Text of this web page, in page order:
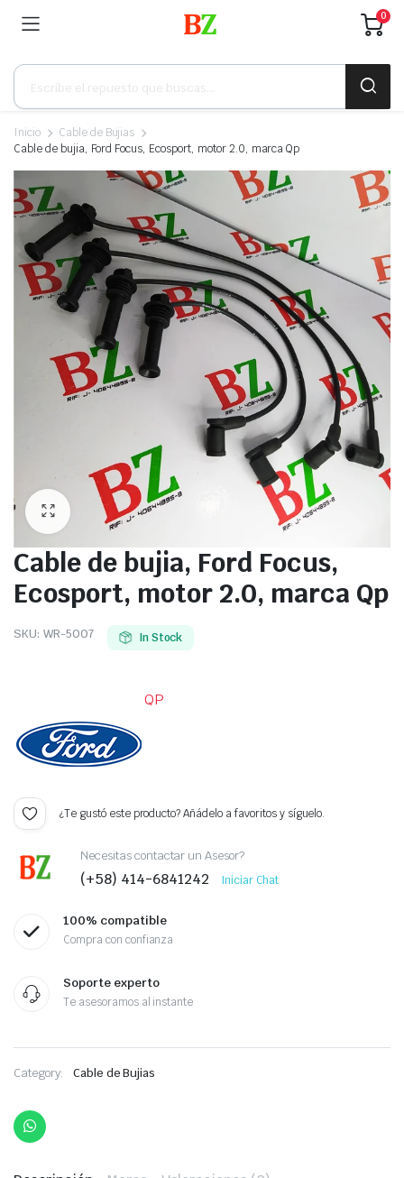
0
Búsqueda
productos
Inicio
Cable de Bujias
Cable de bujia, Ford Focus, Ecosport, motor 2.0, marca Qp
Cable de bujia, Ford Focus,
Ecosport, motor 2.0, marca Qp
SKU: WR-5007 In Stock
QP
¿Te gustó este producto? Añádelo a favoritos y síguelo.
Necesitas contactar un Asesor?
(+58) 414-6841242 Iniciar Chat
100% compatible
Compra con confianza
Soporte experto
Te asesoramos al instante
Category: Cable de Bujias